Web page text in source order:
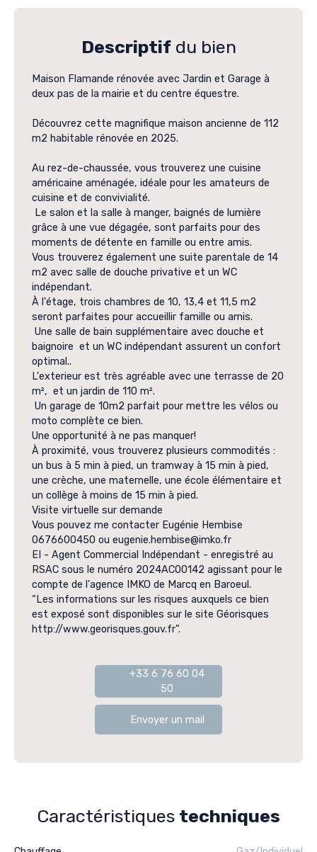
Descriptifdu bien
Maison Flamande rénovée avec Jardin et Garage à
deux pas de la mairie et du centre équestre.
Découvrez cette magnifique maison ancienne de 112
m2 habitable rénovée en 2025.
Au rez-de-chaussée, vous trouverez une cuisine
américaine aménagée, idéale pour les amateurs de
cuisine et de convivialité.
Le salon et la salle à manger, baignés de lumière
grâce à une vue dégagée, sont parfaits pour des
moments de détente en famille ou entre amis.
Vous trouverez également une suite parentale de 14
m2 avec salle de douche privative et un WC
indépendant.
À l'étage, trois chambres de 10, 13,4 et 11,5 m2
seront parfaites pour accueillir famille ou amis.
Une salle de bain supplémentaire avec douche et
baignoire et un WC indépendant assurent un confort
optimal..
L'exterieur est très agréable avec une terrasse de 20
m², et un jardin de 110 m².
Un garage de 10m2 parfait pour mettre les vélos ou
moto complète ce bien.
Une opportunité à ne pas manquer!
À proximité, vous trouverez plusieurs commodités :
un bus à 5 min à pied, un tramway à 15 min à pied,
une crèche, une maternelle, une école élémentaire et
un collège à moins de 15 min à pied.
Visite virtuelle sur demande
Vous pouvez me contacter Eugénie Hembise
0676600450 ou eugenie.hembise@imko.fr
EI - Agent Commercial Indépendant - enregistré au
RSAC sous le numéro 2024AC00142 agissant pour le
compte de l'agence IMKO de Marcq en Baroeul.
“Les informations sur les risques auxquels ce bien
est exposé sont disponibles sur le site Géorisques
http://www.georisques.gouv.fr”.
+33 6 76 60 04
50
Envoyer un mail
Caractéristiques techniques